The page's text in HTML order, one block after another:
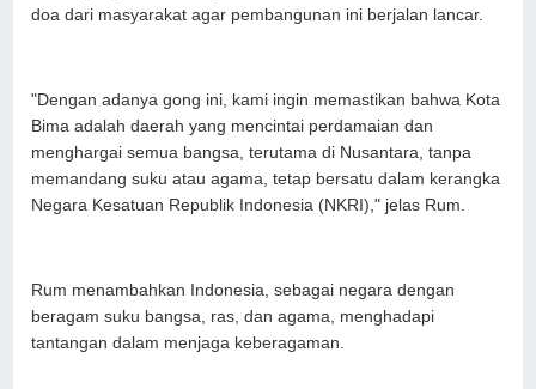
doa dari masyarakat agar pembangunan ini berjalan lancar.
"Dengan adanya gong ini, kami ingin memastikan bahwa Kota
Bima adalah daerah yang mencintai perdamaian dan
menghargai semua bangsa, terutama di Nusantara, tanpa
memandang suku atau agama, tetap bersatu dalam kerangka
Negara Kesatuan Republik Indonesia (NKRI)," jelas Rum.
Rum menambahkan Indonesia, sebagai negara dengan
beragam suku bangsa, ras, dan agama, menghadapi
tantangan dalam menjaga keberagaman.